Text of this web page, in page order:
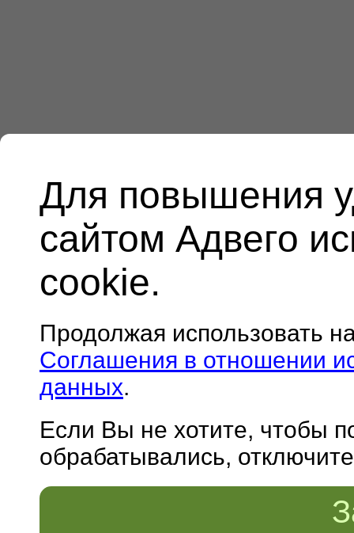
Для повышения
сайтом Адвего
cookie.
Продолжая использовать
Соглашения в отношении
данных.
Если Вы не хотите, чтобы
обрабатывались,